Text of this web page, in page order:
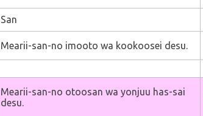
San
Mearii-san-no imooto wa kookoosei desu.
Mearii-san-no otoosan wa yonjuu has-sai
desu.